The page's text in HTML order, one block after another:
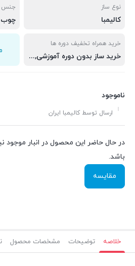
نوع ساز
کالیمبا
جنس
چوب
خرید همراه تخفیف دوره ها
خرید ساز بدون دوره آموزشی, خرید ساز به همرا دوره اول و دوم, خرید ساز به همرا دوره اول, دوم و سوم
ناموجود
ارسال توسط کالیمبا ایران
در حال حاضر این محصول در انبار
باشد.
مقایسه
خلاصه توضیحات مشخصات محصول